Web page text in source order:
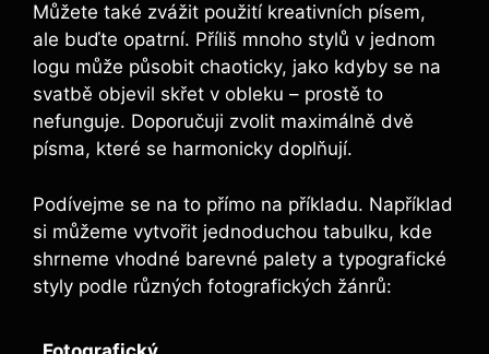
Můžete také zvážit použití kreativních písem,
ale buďte opatrní. Příliš mnoho stylů v jednom
logu může působit chaoticky, jako kdyby se na
svatbě objevil skřet v obleku – prostě to
nefunguje. Doporučuji zvolit maximálně dvě
písma, které se harmonicky doplňují.
Podívejme se na to přímo na příkladu. Například
si můžeme vytvořit jednoduchou tabulku, kde
shrneme vhodné barevné palety a typografické
styly podle různých fotografických žánrů: